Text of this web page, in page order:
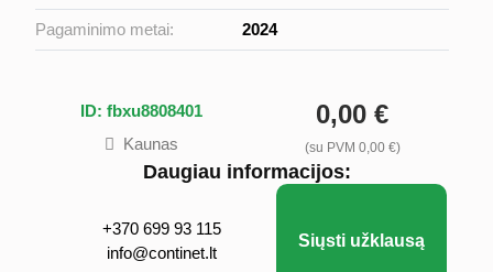
Pagaminimo metai: 2024
ID: fbxu8808401
Kaunas
0,00 €
(su PVM 0,00 €)
Daugiau informacijos:
+370 699 93 115
info@continet.lt
Siųsti užklausą